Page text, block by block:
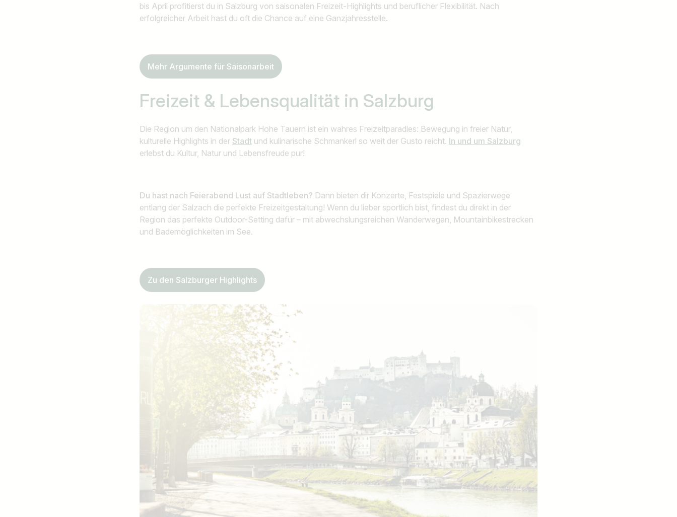
bis April profitierst du in Salzburg von saisonalen Freizeit-Highlights und beruflicher Flexibilität. Nach
erfolgreicher Arbeit hast du oft die Chance auf eine Ganzjahresstelle.
Mehr Argumente für Saisonarbeit
Freizeit & Lebensqualität in Salzburg
Die Region um den Nationalpark Hohe Tauern ist ein wahres Freizeitparadies: Bewegung in freier Natur,
kulturelle Highlights in der Stadt und kulinarische Schmankerl so weit der Gusto reicht. In und um Salzburg
erlebst du Kultur, Natur und Lebensfreude pur!
Du hast nach Feierabend Lust auf Stadtleben? Dann bieten dir Konzerte, Festspiele und Spazierwege
entlang der Salzach die perfekte Freizeitgestaltung! Wenn du lieber sportlich bist, findest du direkt in der
Region das perfekte Outdoor-Setting dafür – mit abwechslungsreichen Wanderwegen, Mountainbikestrecken
und Bademöglichkeiten im See.
Zu den Salzburger Highlights